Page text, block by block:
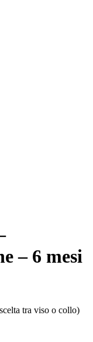
– 6 mesi
tra viso o collo)